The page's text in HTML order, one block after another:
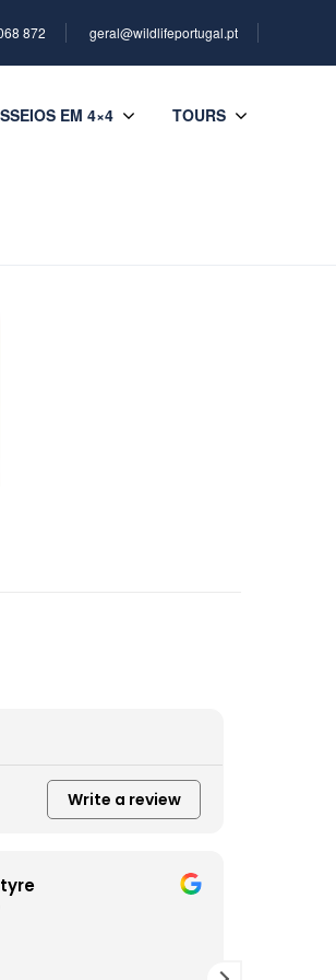
872 geral@wildlifeportugal.pt
EM 4×4 TOURS
Write a review